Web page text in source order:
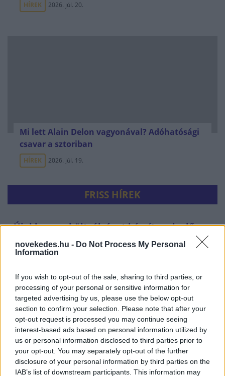
novekedes.hu - Do Not Process My Personal
Information
If you wish to opt-out of the sale, sharing to third parties, or
processing of your personal or sensitive information for
targeted advertising by us, please use the below opt-out
section to confirm your selection. Please note that after your
opt-out request is processed you may continue seeing
interest-based ads based on personal information utilized by
us or personal information disclosed to third parties prior to
your opt-out. You may separately opt-out of the further
disclosure of your personal information by third parties on the
IAB’s list of downstream participants. This information may
HÍREK 2026. júl. 20.
Mi lett Alain Delon vagyonával? Adóhatósági
csavar a sztoriban
HÍREK 2026. júl. 19.
FRISS HÍREK
Újabb menekültválságot készítenek elő -
tömeges határsértésre buzdító üzenetek
miatt nyomoznak a spanyolok